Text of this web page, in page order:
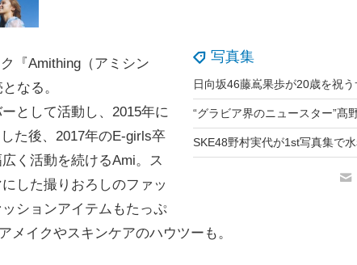
写真集
『Amithing（アミシン
なる。
として活動し、2015年に
た後、2017年のE-girls卒
く活動を続けるAmi。ス
した撮りおろしのファッ
ションアイテムもたっぷ
メイクやスキンケアのハウツーも。